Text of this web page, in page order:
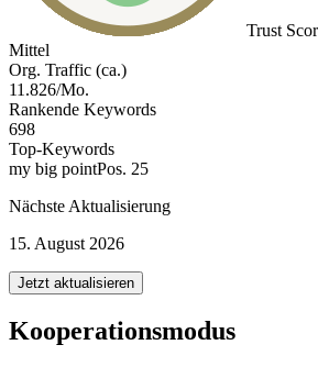
Trust
Mittel
Org. Traffic (ca.)
11.826/Mo.
Rankende Keywords
698
Top-Keywords
my big pointPos. 25
Nächste Aktualisierung
15. August 2026
Jetzt aktualisieren
Kooperationsmodus